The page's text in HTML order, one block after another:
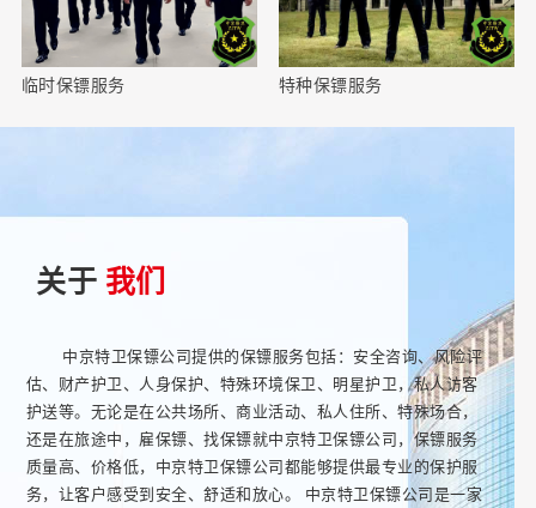
临时保镖服务 特种保镖服务
关于 我们
中京特卫保镖公司提供的保镖服务包括：安全咨询、风险评
估、财产护卫、人身保护、特殊环境保卫、明星护卫，私人访客
护送等。无论是在公共场所、商业活动、私人住所、特殊场合，
还是在旅途中，雇保镖、找保镖就中京特卫保镖公司，保镖服务
质量高、价格低，中京特卫保镖公司都能够提供最专业的保护服
务，让客户感受到安全、舒适和放心。 中京特卫保镖公司是一家